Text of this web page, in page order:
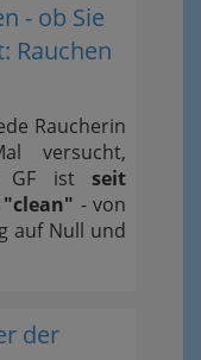
- ob Sie
Rauchen
Raucherin
versucht,
GF ist seit
"clean" - von
auf Null und
der